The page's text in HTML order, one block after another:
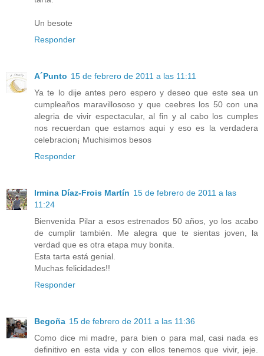
Un besote
Responder
A´Punto 15 de febrero de 2011 a las 11:11
Ya te lo dije antes pero espero y deseo que este sea un
cumpleaños maravillososo y que ceebres los 50 con una
alegria de vivir espectacular, al fin y al cabo los cumples
nos recuerdan que estamos aqui y eso es la verdadera
celebracion¡ Muchisimos besos
Responder
Irmina Díaz-Frois Martín 15 de febrero de 2011 a las
11:24
Bienvenida Pilar a esos estrenados 50 años, yo los acabo
de cumplir también. Me alegra que te sientas joven, la
verdad que es otra etapa muy bonita.
Esta tarta está genial.
Muchas felicidades!!
Responder
Begoña 15 de febrero de 2011 a las 11:36
Como dice mi madre, para bien o para mal, casi nada es
definitivo en esta vida y con ellos tenemos que vivir, jeje.